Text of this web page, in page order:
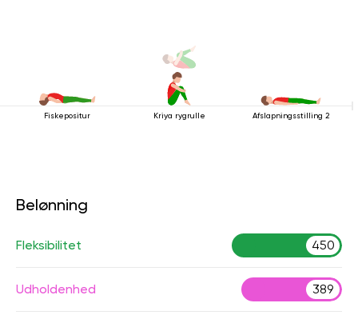
Fiskepositur Kriya rygrulle Afslapningsstilling 2
Belønning
Fleksibilitet 450
Udholdenhed 389